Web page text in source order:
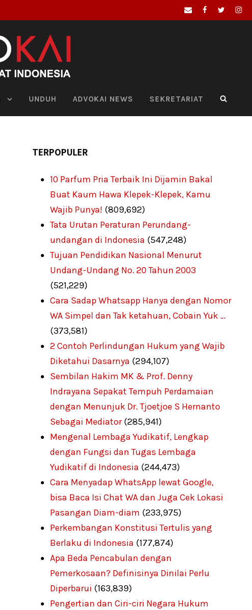
UNDUH ADVOKAI NEWS SEKRETARIAT
TERPOPULER
10 Parfum Pria Terbaik Ini Dijamin Bakal
Buat Kaum Hawa Klepek-Klepek, Kamu
Wajib Punya! (809,692)
Tata Urutan Peraturan Perundang-
undangan di Indonesia (547,248)
Tujuan Pendidikan Nasional Menurut
Undang-Undang No. 20 Tahun 2003
(521,229)
Cara Sadap Whatsapp Hanya dengan Nomor
WA Simpel dan Tak ketahuan, Cobain Yuk …
(373,581)
2 Contoh Perlindungan Hukum yang Wajib
Diketahui Dasarnya (294,107)
Sembilan Hakim MK & Prof. Denny
Indrayana Sepakat Tempuh Perdamaian
dengan Menunjuk Dr. Tjoetjoe S Hernanto
Sebagai Mediator (285,941)
Mengenal Lembaga Yudikatif, Lengkap
dengan Fungsi dan Tugas Lembaga
Yudikatif di Indonesia (244,473)
Cara Menyadap WhatsApp lewat Google,
bisa Baca Isi Chat WA dan Juga Cek Lokasi
Pasangan Diam-diam (233,975)
Perkembangan Konstitusi Tertulis yang
Berlaku di Indonesia (177,874)
Apa Beda Pencabulan dengan
Pemerkosaan? Definisinya Dinilai Perlu
Diperbarui (163,839)
Pengertian dan Ciri-ciri Negara Hukum